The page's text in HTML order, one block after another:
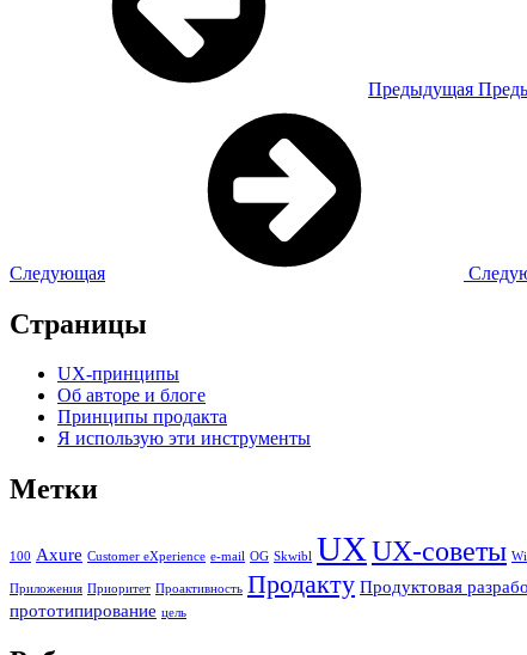
Предыдущая
Следующая
Страницы
UX-принципы
Об авторе и блоге
Принципы продакта
Я использую эти инструменты
Метки
100 Axure Customer eXperience e-mail OG Skwibl UXUX-советы
Приложения Приоритет Проактивность Продакту Продуктовая
прототипирование цель